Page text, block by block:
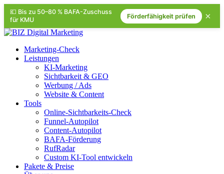
💶 Bis zu 50–80 % BAFA-Zuschuss
für KMU
Förderfähigkeit prüfen ×
Marketing-Check
Leistungen
KI-Marketing
Sichtbarkeit & GEO
Werbung / Ads
Website & Content
Tools
Online-Sichtbarkeits-Check
Funnel-Autopilot
Content-Autopilot
BAFA-Förderung
RufRadar
Custom KI-Tool entwickeln
Pakete & Preise